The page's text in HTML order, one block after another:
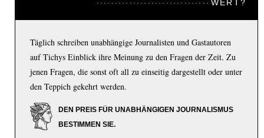
WERT?
Täglich schreiben unabhängige Journalisten und Gastautoren
auf Tichys Einblick ihre Meinung zu den Fragen der Zeit. Zu
jenen Fragen, die sonst oft all zu einseitig dargestellt oder unter
den Teppich gekehrt werden.
DEN PREIS FÜR UNABHÄNGIGEN JOURNALISMUS
BESTIMMEN SIE.